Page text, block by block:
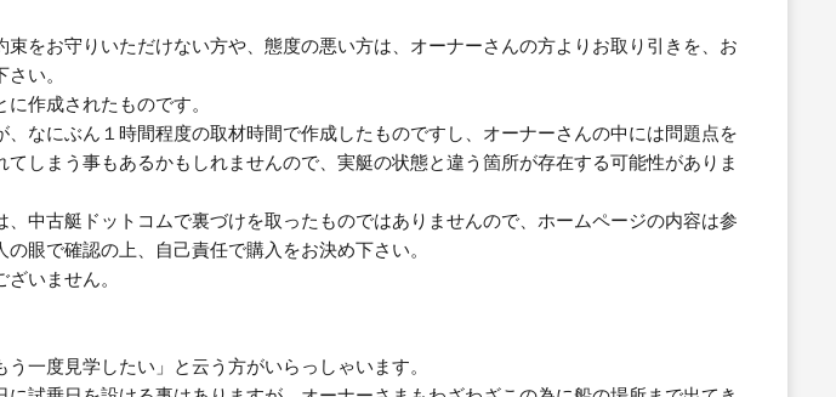
をお守りいただけない方や、態度の悪い方は、オーナーさんの方よりお取り引きを、お
い。
作成されたものです。
なにぶん１時間程度の取材時間で作成したものですし、オーナーさんの中には問題点を
しまう事もあるかもしれませんので、実艇の状態と違う箇所が存在する可能性がありま
中古艇ドットコムで裏づけを取ったものではありませんので、ホームページの内容は参
眼で確認の上、自己責任で購入をお決め下さい。
いません。
一度見学したい」と云う方がいらっしゃいます。